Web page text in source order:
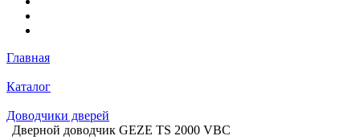
Главная
Каталог
Доводчики дверей
Дверной доводчик GEZE TS 2000 VBC